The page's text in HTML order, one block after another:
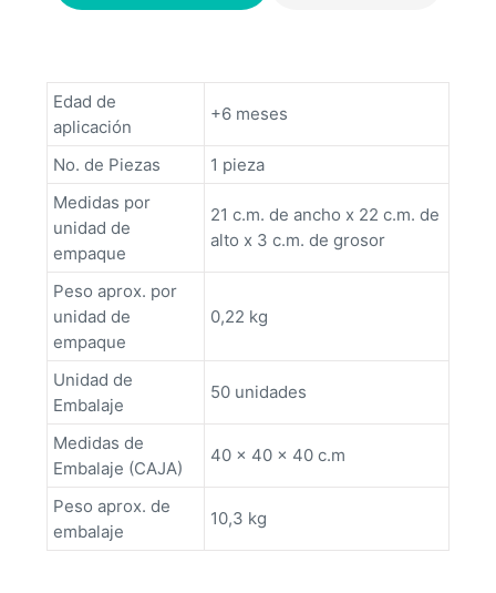
Edad de
aplicación
+6 meses
No. de Piezas
1 pieza
Medidas por
unidad de
empaque
21 c.m. de ancho x 22 c.m. de
alto x 3 c.m. de grosor
Peso aprox. por
unidad de
empaque
0,22 kg
Unidad de
Embalaje
50 unidades
Medidas de
Embalaje (CAJA)
40 x 40 x 40 c.m
Peso aprox. de
embalaje
10,3 kg